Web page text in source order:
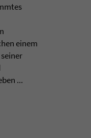
einem
...